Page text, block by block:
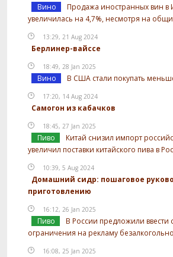
Вино
Продажа иностранных вин в
увеличилась на 4,7%, несмотря на
13:29, 21 Aug 2024
Берлинер-вайссе
18:49, 28 Jan 2025
Вино В США стали покупать
17:20, 14 Aug 2024
Самогон из кабачков
18:45, 27 Jan 2025
Пиво
Китай снизил импорт
увеличил поставки китайского пива в
10:39, 5 Aug 2024
Домашний сидр: пошаговое
приготовлению
16:12, 26 Jan 2025
Пиво
В России предложили ввести
ограничения на рекламу
16:08, 25 Jan 2025